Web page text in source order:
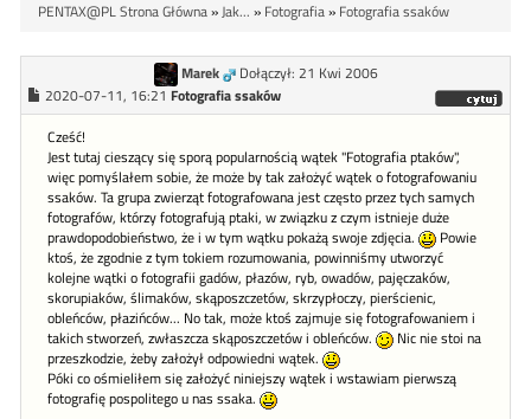
PENTAX@PL Strona Główna»Jak... » Fotografia» Fotografia ssaków
Marek
Dołączył: 21 Kwi 2006
2020-07-11, 16:21 Fotografia ssaków
Cześć!
Jest tutaj cieszący się sporą popularnością wątek "Fotografia ptaków",
więc pomyślałem sobie, że może by tak założyć wątek o fotografowaniu
ssaków. Ta grupa zwierząt fotografowana jest często przez tych samych
fotografów, którzy fotografują ptaki, w związku z czym istnieje duże
prawdopodobieństwo, że i w tym wątku pokażą swoje zdjęcia.
Powie
ktoś, że zgodnie z tym tokiem rozumowania, powinniśmy utworzyć
kolejne wątki o fotografii gadów, płazów, ryb, owadów, pajęczaków,
skorupiaków, ślimaków, skąposzczetów, skrzypłoczy, pierścienic,
obleńców, płazińców... No tak, może ktoś zajmuje się fotografowaniem i
takich stworzeń, zwłaszcza skąposzczetów i obleńców.
Nic nie stoi na
przeszkodzie, żeby założył odpowiedni wątek.
Póki co ośmieliłem się założyć niniejszy wątek i wstawiam pierwszą
fotografię pospolitego u nas ssaka.